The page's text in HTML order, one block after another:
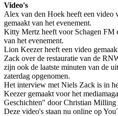
Video's
Alex van den Hoek heeft een video
gemaakt van het evenement.
Kitty Mertz heeft voor Schagen FM
van het evenement.
Lion Keezer heeft een video
Zack over de restauratie van de
zijn ook de laatste minuten van de
zaterdag opgenomen.
Het interview met Niels Zack is in
Keezer gemaakt voor het
Geschichten" door Christian Milling
Deze video's staan nu online op